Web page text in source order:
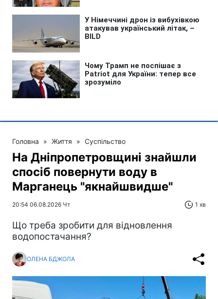
Головна » Життя » Суспільство
На Дніпропетровщині знайшли
спосіб повернути воду в
Марганець "якнайшвидше"
20:54 06.08.2026 Чт 1 хв
Що треба зробити для відновлення
водопостачання?
ОЛЕНА БДЖОЛА